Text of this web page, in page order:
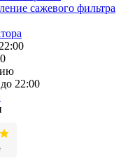
сажевого фильтра
22:00